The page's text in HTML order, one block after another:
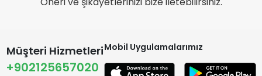
Müşteri Hizmetleri
+902125657020
Mobil Uygulamalarımız